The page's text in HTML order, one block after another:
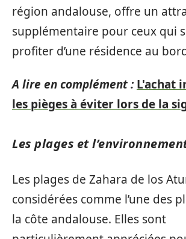
région andalouse, offre un
supplémentaire pour ceux qui
profiter d’une résidence au
A lire en complément : L'achat
les pièges à éviter lors de la
Les plages et
Les plages de Zahara de los
considérées comme l’une des
la côte andalouse. Elles sont